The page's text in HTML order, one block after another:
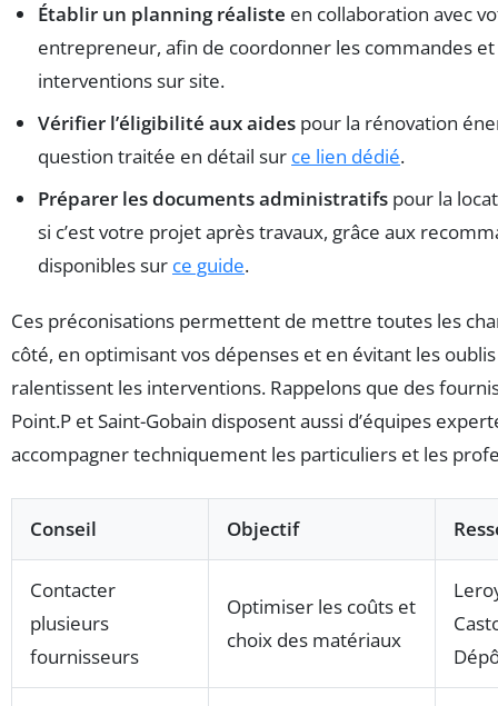
Établir un planning réaliste en collaboration avec
entrepreneur, afin de coordonner les commandes et
interventions sur site.
Vérifier l’éligibilité aux aides pour la rénovation
question traitée en détail sur ce lien dédié.
Préparer les documents administratifs pour la
si c’est votre projet après travaux, grâce aux
disponibles sur ce guide.
Ces préconisations permettent de mettre toutes les
côté, en optimisant vos dépenses et en évitant les
ralentissent les interventions. Rappelons que des
Point.P et Saint-Gobain disposent aussi d’équipes
accompagner techniquement les particuliers et les
Conseil Objectif
Contacter
plusieurs
fournisseurs
Optimiser les coûts et
choix des matériaux